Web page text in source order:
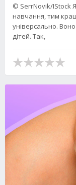
© SerrNovik/IStock
навчання, тим
універсально.
дітей. Так,